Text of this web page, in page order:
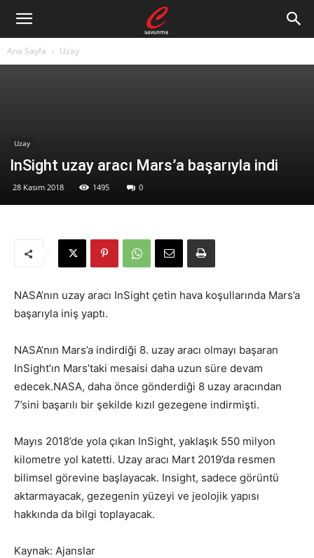
Ana Sayfa Uzay
Uzay
InSight uzay aracı Mars’a başarıyla indi
28 Kasım 2018 1495 0
NASA’nın uzay aracı InSight çetin hava koşullarında Mars’a
başarıyla iniş yaptı.
NASA’nın Mars’a indirdiği 8. uzay aracı olmayı başaran
InSight’ın Mars’taki mesaisi daha uzun süre devam
edecek.NASA, daha önce gönderdiği 8 uzay aracından
7’sini başarılı bir şekilde kızıl gezegene indirmişti.
Mayıs 2018’de yola çıkan InSight, yaklaşık 550 milyon
kilometre yol katetti. Uzay aracı Mart 2019’da resmen
bilimsel görevine başlayacak. Insight, sadece görüntü
aktarmayacak, gezegenin yüzeyi ve jeolojik yapısı
hakkında da bilgi toplayacak.
Kaynak: Ajanslar